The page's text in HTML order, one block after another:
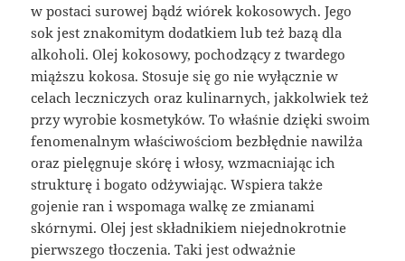
w postaci surowej bądź wiórek kokosowych. Jego
sok jest znakomitym dodatkiem lub też bazą dla
alkoholi. Olej kokosowy, pochodzący z twardego
miąższu kokosa. Stosuje się go nie wyłącznie w
celach leczniczych oraz kulinarnych, jakkolwiek też
przy wyrobie kosmetyków. To właśnie dzięki swoim
fenomenalnym właściwościom bezbłędnie nawilża
oraz pielęgnuje skórę i włosy, wzmacniając ich
strukturę i bogato odżywiając. Wspiera także
gojenie ran i wspomaga walkę ze zmianami
skórnymi. Olej jest składnikiem niejednokrotnie
pierwszego tłoczenia. Taki jest odważnie